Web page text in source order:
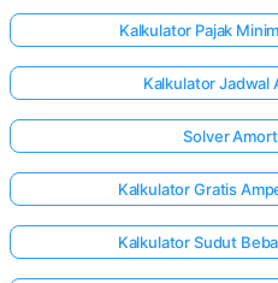
Kalkulator Pajak
Kalkulator Jadwal
Solver
Kalkulator Gratis
Kalkulator Sudut